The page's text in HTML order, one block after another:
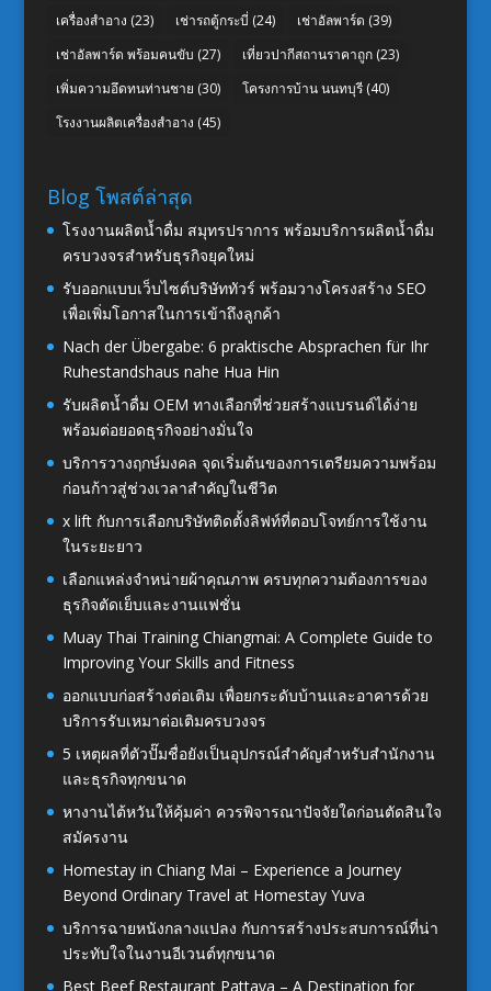
เครื่องสำอาง (23) เช่ารถตู้กระบี่ (24) เช่าอัลพาร์ด (39)
เช่าอัลพาร์ด พร้อมคนขับ (27) เที่ยวปากีสถานราคาถูก(23)
เพิ่มความอึดทนท่านชาย (30) โครงการบ้าน นนทบุรี(40)
โรงงานผลิตเครื่องสำอาง (45)
Blog โพสต์ล่าสุด
โรงงานผลิตน้ำดื่ม สมุทรปราการ พร้อมบริการผลิตน้ำดื่ม
ครบวงจรสำหรับธุรกิจยุคใหม่
รับออกแบบเว็บไซต์บริษัททัวร์ พร้อมวางโครงสร้าง SEO
เพื่อเพิ่มโอกาสในการเข้าถึงลูกค้า
Nach der Übergabe: 6 praktische Absprachen für Ihr
Ruhestandshaus nahe Hua Hin
รับผลิตน้ำดื่ม OEM ทางเลือกที่ช่วยสร้างแบรนด์ได้ง่าย
พร้อมต่อยอดธุรกิจอย่างมั่นใจ
บริการวางฤกษ์มงคล จุดเริ่มต้นของการเตรียมความพร้อม
ก่อนก้าวสู่ช่วงเวลาสำคัญในชีวิต
x lift กับการเลือกบริษัทติดตั้งลิฟท์ที่ตอบโจทย์การใช้งาน
ในระยะยาว
เลือกแหล่งจำหน่ายผ้าคุณภาพ ครบทุกความต้องการของ
ธุรกิจตัดเย็บและงานแฟชั่น
Muay Thai Training Chiangmai: A Complete Guide to
Improving Your Skills and Fitness
ออกแบบก่อสร้างต่อเติม เพื่อยกระดับบ้านและอาคารด้วย
บริการรับเหมาต่อเติมครบวงจร
5 เหตุผลที่ตัวปั๊มชื่อยังเป็นอุปกรณ์สำคัญสำหรับสำนักงาน
และธุรกิจทุกขนาด
หางานไต้หวันให้คุ้มค่า ควรพิจารณาปัจจัยใดก่อนตัดสินใจ
สมัครงาน
Homestay in Chiang Mai – Experience a Journey
Beyond Ordinary Travel at Homestay Yuva
บริการฉายหนังกลางแปลง กับการสร้างประสบการณ์ที่น่า
ประทับใจในงานอีเวนต์ทุกขนาด
Best Beef Restaurant Pattaya – A Destination for